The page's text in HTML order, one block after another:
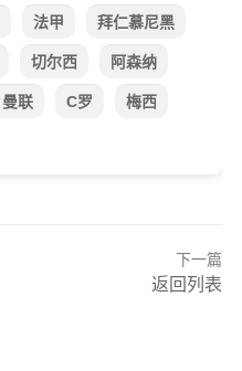
法甲 拜仁慕尼黑
切尔西 阿森纳
曼联 C罗 梅西
下一篇
返回列表